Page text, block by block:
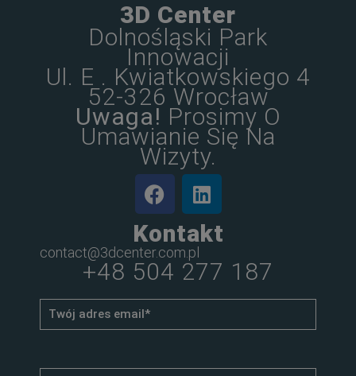
3D Center
Dolnośląski Park
Innowacji
Ul. E . Kwiatkowskiego 4
52-326 Wrocław
Uwaga! Prosimy O
Umawianie Się Na
Wizyty.
Kontakt
contact@3dcenter.com.pl
+48 504 277 187